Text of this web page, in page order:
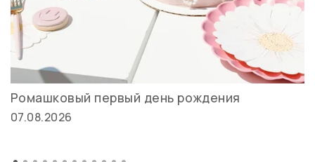
Ромашковый первый день рождения
07.08.2026